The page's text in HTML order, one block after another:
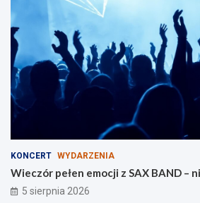
KONCERT WYDARZENIA
Wieczór pełen emocji z SAX BAND –
5 sierpnia 2026